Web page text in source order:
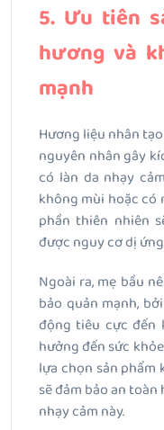
5. Ưu tiên
hương và
mạnh
Hương liệu nhân
nguyên nhân gây
có làn da nhạy
không mùi hoặc
phần thiên nhiên
được nguy cơ dị
Ngoài ra, mẹ bầu
bảo quản mạnh,
động tiêu cực đến
hưởng đến sức
lựa chọn sản phẩm
sẽ đảm bảo an
nhạy cảm này.